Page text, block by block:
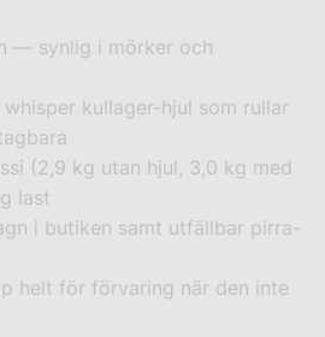
— synlig i mörker och
kullager-hjul som rullar
(2,9 kg utan hjul, 3,0 kg med
last
i butiken samt utfällbar pirra-
helt för förvaring när den inte